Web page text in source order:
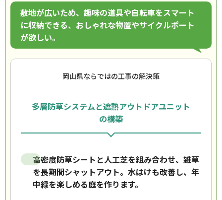
敷地が広いため、趣味の道具や自転車をスマート
に収納できる、おしゃれな物置やサイクルポート
が欲しい。
岡山県ならではの工事の解決策
多層防草システムと遮熱アウトドアユニット
の構築
高密度防草シートと人工芝を組み合わせ、雑草
を長期間シャットアウト。水はけも改善し、年
中緑を楽しめる庭を作ります。